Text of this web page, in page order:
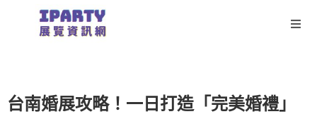
台南婚展攻略！一日打造「完美婚禮」